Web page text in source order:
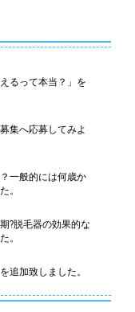
るって本当？」を
集へ応募してみよ
一般的には何歳か
。
?脱毛器の効果的な
。
追加致しました。